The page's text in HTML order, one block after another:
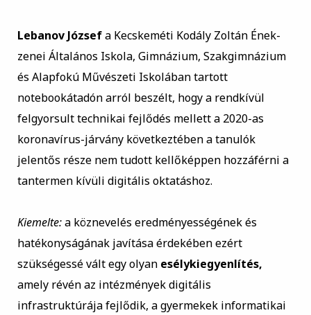
Lebanov Józsefa Kecskeméti Kodály Zoltán Ének-
zenei Általános Iskola, Gimnázium, Szakgimnázium
és Alapfokú Művészeti Iskolában tartott
notebookátadón arról beszélt, hogy a rendkívül
felgyorsult technikai fejlődés mellett a 2020-as
koronavírus-járvány következtében a tanulók
jelentős része nem tudott kellőképpen hozzáférni a
tantermen kívüli digitális oktatáshoz.
Kiemelte:a köznevelés eredményességének és
hatékonyságának javítása érdekében ezért
szükségessé vált egy olyan esélykiegyenlítés,
amely révén az intézmények digitális
infrastruktúrája fejlődik, a gyermekek informatikai